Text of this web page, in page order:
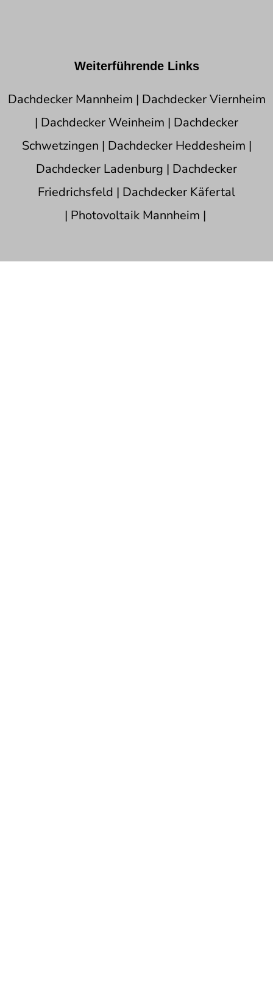
Weiterführende Links
Dachdecker Mannheim | Dachdecker Viernheim
| Dachdecker Weinheim | Dachdecker
Schwetzingen | Dachdecker Heddesheim |
Dachdecker Ladenburg | Dachdecker
Friedrichsfeld | Dachdecker Käfertal
| Photovoltaik Mannheim |